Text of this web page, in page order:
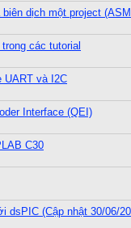
dịch một project
các tutorial
UART và I2C
Interface (QEI)
C30
dsPIC (Cập nhật 30/06/